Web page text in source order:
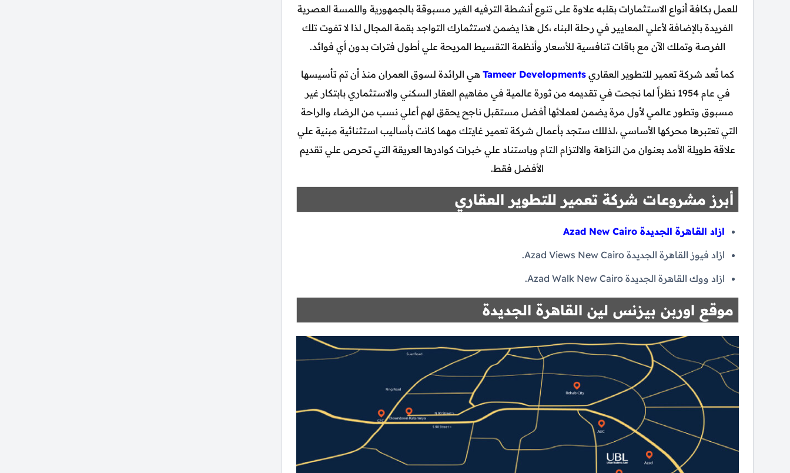
للعمل بكافة أنواع الاستثمارات بقلبه علاوة على تنوع أنشطة الترفيه الغير مسبوقة بالجمهورية واللمسة العصرية
الفريدة بالإضافة لأعلي المعايير في رحلة البناء ،كل هذا يضمن لاستثمارك التواجد بقمة المجال لذا لا تفوت تلك
الفرصة وتملك الآن مع باقات تنافسية للأسعار وأنظمة التقسيط المريحة علي أطول فترات بدون أي فوائد.
كما تُعد شركة تعمير للتطوير العقاريTameer Developments هي الرائدة لسوق العمران منذ أن تم تأسيسها
في عام 1954 نظراً لما نجحت في تقديمه من ثورة عالمية في مفاهيم العقار السكني والاستثماري بابتكار غير
مسبوق وتطور عالمي لأول مرة يضمن لعملائها أفضل مستقبل ناجح يحقق لهم أعلي نسب من الرضاء والراحة
التي تعتبرها محركها الأساسي ،لذللك ستجد بأعمال شركة تعمير غايتك مهما كانت بأساليب استثنائية مبنية علي
علاقة طويلة الأمد بعنوان من النزاهة والالتزام التام وباستناد علي خبرات كوادرها العريقة التي تحرص علي تقديم
الأفضل فقط.
أبرز مشروعات شركة تعمير للتطوير العقاري
ازاد القاهرة الجديدة Azad New Cairo
ازاد فيوز القاهرة الجديدة Azad Views New Cairo.
ازاد ووك القاهرة الجديدة Azad Walk New Cairo.
موقع اوربن بيزنس لين القاهرة الجديدة